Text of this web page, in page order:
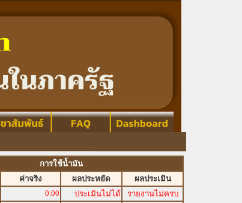
การใช้น้ำมัน
ค่าจริง ผลประหยัด
ผลประเมิน
0.00 ประเมินไม่ได้
รายงานไม่ครบ